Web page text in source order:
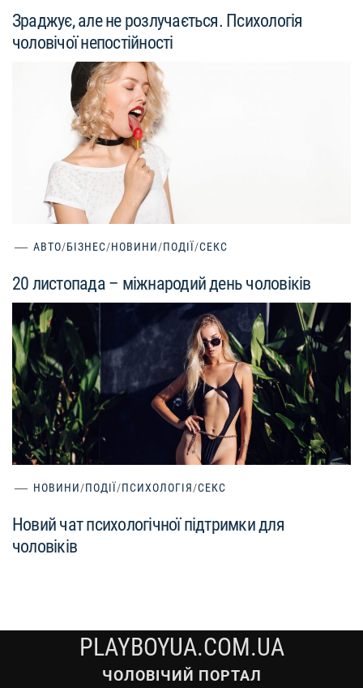
Зраджує, але не розлучається. Психологія
чоловічої непостійності
АВТО/БІЗНЕС/НОВИНИ/ПОДІЇ/СЕКС
20 листопада – міжнародий день чоловіків
НОВИНИ/ПОДІЇ/ПСИХОЛОГІЯ/СЕКС
Новий чат психологічної підтримки для
чоловіків
PLAYBOYUA.COM.UA
ЧОЛОВІЧИЙ ПОРТАЛ